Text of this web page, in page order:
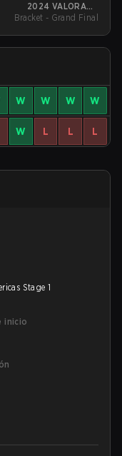
2024 VALORANT
Champions Tour:
Bracket - Grand Final
W W W W
W L L L
Stage 1
inicio